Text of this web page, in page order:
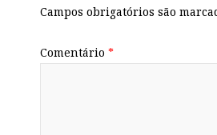
Campos obrigatórios são
Comentário *